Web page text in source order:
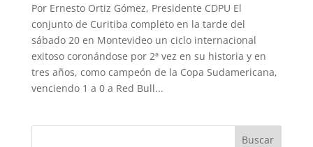
Por Ernesto Ortiz Gómez, Presidente CDPU El
conjunto de Curitiba completo en la tarde del
sábado 20 en Montevideo un ciclo internacional
exitoso coronándose por 2ª vez en su historia y en
tres años, como campeón de la Copa Sudamericana,
venciendo 1 a 0 a Red Bull...
Buscar